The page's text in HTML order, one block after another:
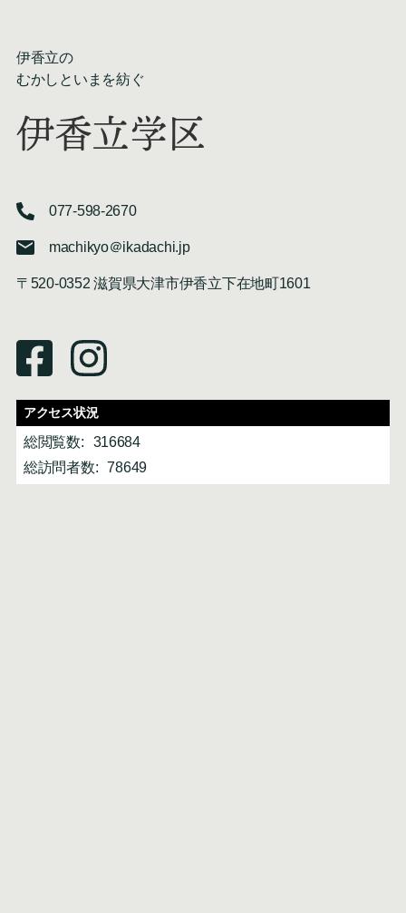
伊香立の
むかしといまを紡ぐ
伊香立学区
077-598-2670
machikyo＠ikadachi.jp
〒520-0352 滋賀県大津市伊香立下在地町1601
アクセス状況
総閲覧数:
316684
総訪問者数:
78649